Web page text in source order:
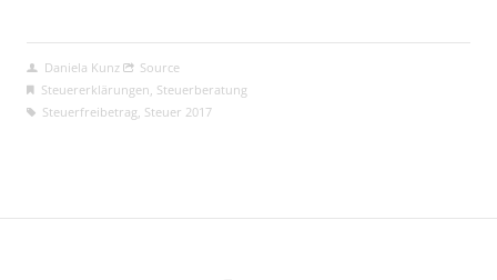
Daniela Kunz
Source
Steuererklärungen Steuerberatung
Steuerfreibetrag Steuer 2017